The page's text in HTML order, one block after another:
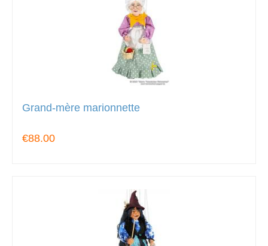
Grand-mère marionnette
€88.00